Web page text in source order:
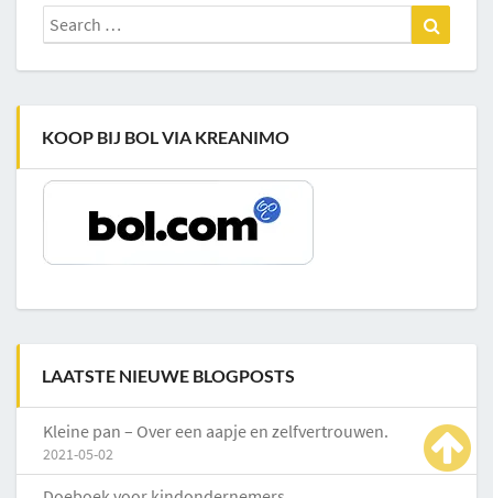
Search
for:
KOOP BIJ BOL VIA KREANIMO
LAATSTE NIEUWE BLOGPOSTS
Kleine pan – Over een aapje en zelfvertrouwen.
2021-05-02